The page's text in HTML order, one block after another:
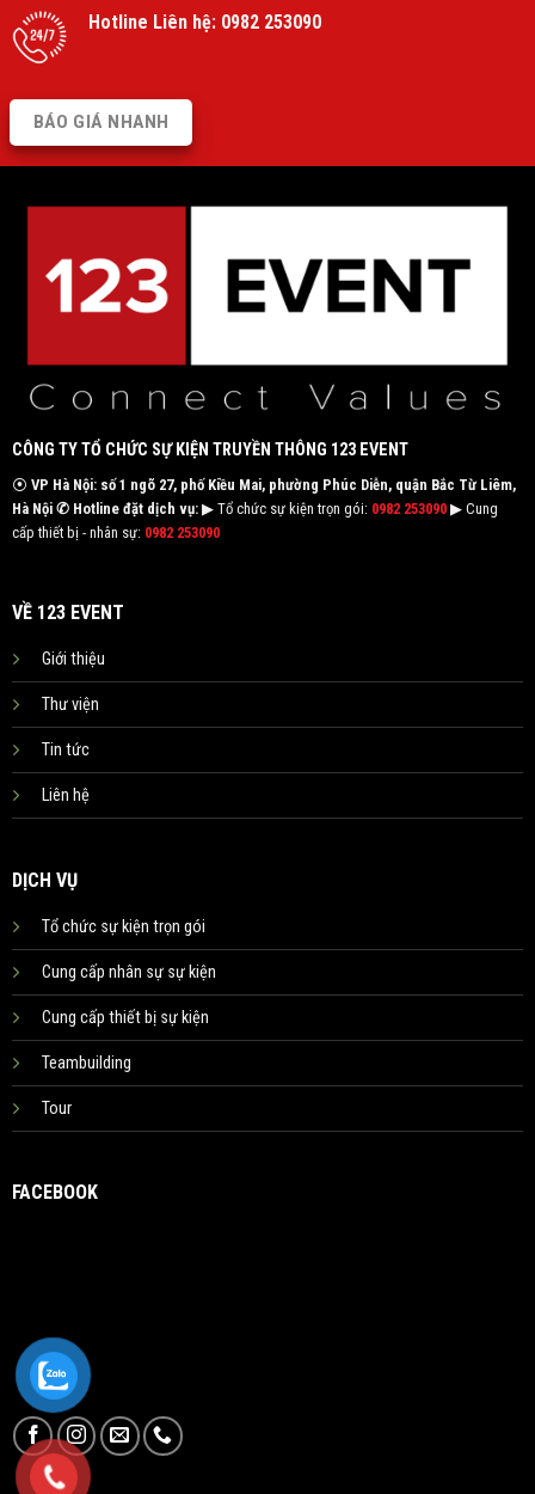
Hotline Liên hệ: 0982 253090
BÁO GIÁ NHANH
CÔNG TY TỔ CHỨC SỰ KIỆN TRUYỀN THÔNG 123 EVENT
⦿ VP Hà Nội: số 1 ngõ 27, phố Kiều Mai, phường Phúc Diễn, quận Bắc Từ Liêm,
Hà Nội ✆ Hotline đặt dịch vụ:▶ Tổ chức sự kiện trọn gói: 0982 253090▶ Cung
cấp thiết bị - nhân sự: 0982 253090
VỀ 123 EVENT
Giới thiệu
Thư viện
Tin tức
Liên hệ
DỊCH VỤ
Tổ chức sự kiện trọn gói
Cung cấp nhân sự sự kiện
Cung cấp thiết bị sự kiện
Teambuilding
Tour
FACEBOOK